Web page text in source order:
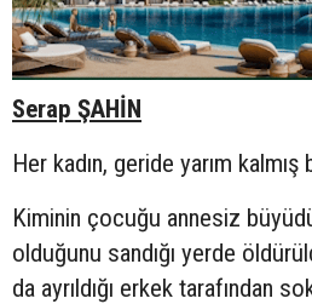
Serap ŞAHİN
Her kadın, geride yarım kalmış
Kiminin çocuğu annesiz
olduğunu sandığı yerde
da ayrıldığı erkek tarafından